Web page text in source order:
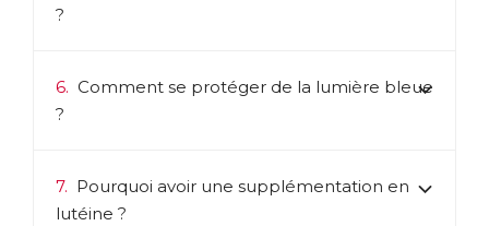
?
6. Comment se protéger de la lumière bleue
?
7. Pourquoi avoir une supplémentation en
lutéine ?